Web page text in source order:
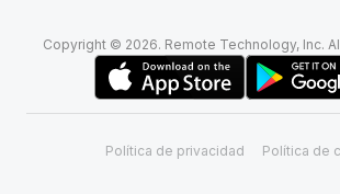
Copyright © 2026. Remote Technology, Inc.
Política de privacidad Política de